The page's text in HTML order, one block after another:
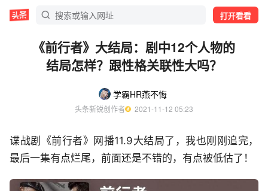
打开看看
《前行者》大结局：剧中12个人物的
结局怎样？跟性格关联性大吗？
学霸HR燕不悔
头条新锐创作者
  2021-11-12 05:23
谍战剧《前行者》网播11.9大结局了，我也刚刚追完，
最后一集有点烂尾，前面还是不错的，有点被低估了！